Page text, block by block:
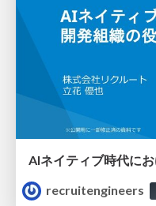
recruitengineers